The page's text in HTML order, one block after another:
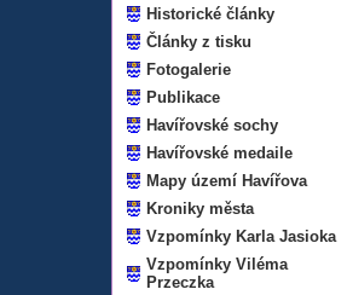
Historické články
Články z tisku
Fotogalerie
Publikace
Havířovské sochy
Havířovské medaile
Mapy území Havířova
Kroniky města
Vzpomínky Karla Jasioka
Vzpomínky Viléma
Przeczka